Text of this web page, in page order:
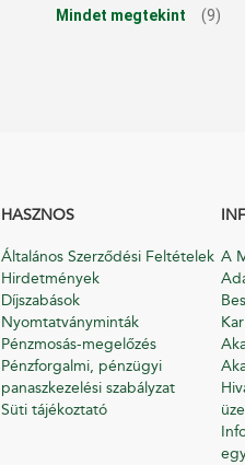
Mindet megtekint (9)
HASZNOS
Általános Szerződési Feltételek
Hirdetmények
Díjszabások
Nyomtatványminták
Pénzmosás-megelőzés
Pénzforgalmi, pénzügyi
panaszkezelési szabályzat
Süti tájékoztató
A